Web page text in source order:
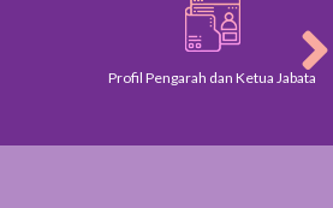
Profil Pengarah dan Ketua Jabatan